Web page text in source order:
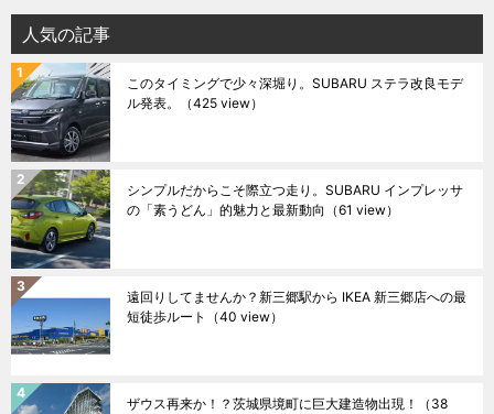
人気の記事
このタイミングで少々深堀り。SUBARU ステラ改良モデ
ル発表。
（425 view）
シンプルだからこそ際立つ走り。SUBARU インプレッサ
の「素うどん」的魅力と最新動向 （61 view）
遠回りしてませんか？新三郷駅から IKEA 新三郷店への最
短徒歩ルート
（40 view）
ザウス再来か！？茨城県境町に巨大建造物出現！
（38